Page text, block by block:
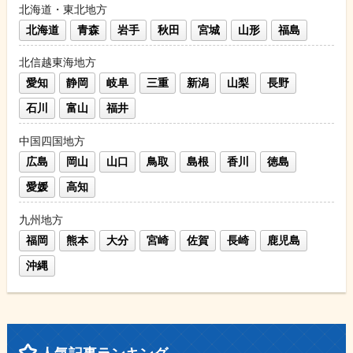
北海道・東北地方
北海道
青森 岩手 秋田 宮城 山形 福島
北信越東海地方
愛知
静岡 岐阜 三重 新潟 山梨
長野
石川
富山 福井
中国四国地方
広島
岡山 山口 鳥取 島根 香川
徳島
愛媛
高知
九州地方
福岡
熊本 大分 宮崎 佐賀 長崎
鹿児島
沖縄